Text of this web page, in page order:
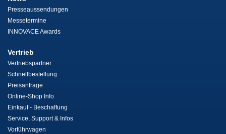
Presseaussendungen
Messetermine
INNOVACE Awards
Vertrieb
Vertriebspartner
Schnellbestellung
Preisanfrage
Online-Shop Info
Einkauf - Beschaffung
Service, Support & Infos
Vorführwagen